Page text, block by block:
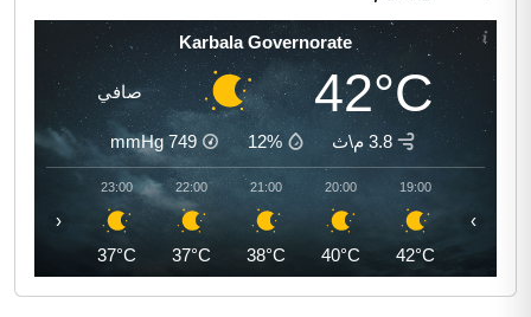
Karbala Governorate
42°C صافي
3.8 م\ث 12%
749
mmHg
19:00
42°C
20:00
40°C
21:00
38°C
22:00
37°C
23:00
37°C
‹ ›